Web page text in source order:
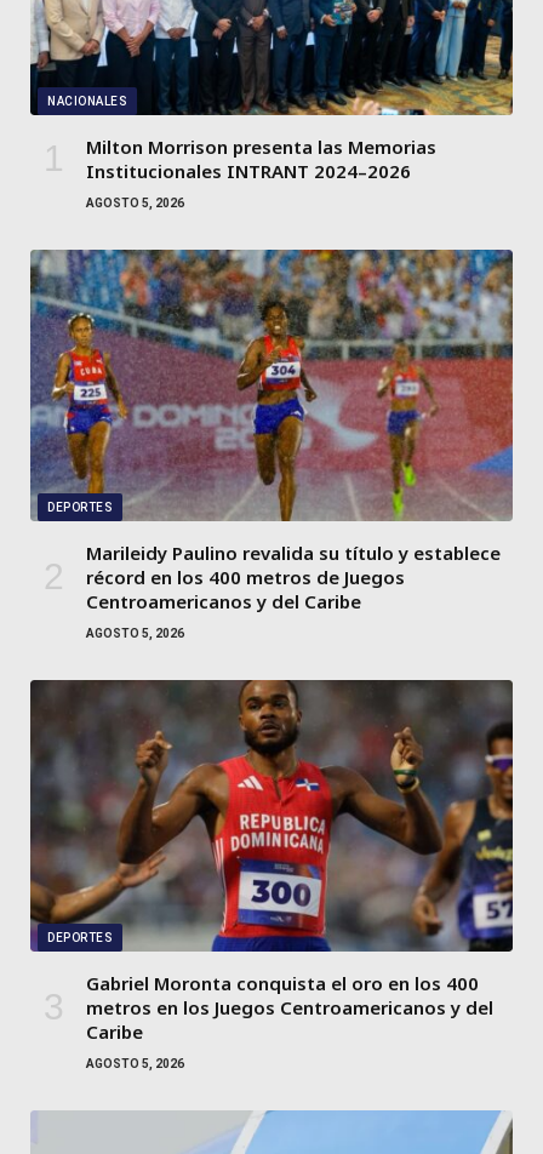
NACIONALES
Milton Morrison presenta las Memorias
Institucionales INTRANT 2024–2026
AGOSTO 5, 2026
DEPORTES
Marileidy Paulino revalida su título y establece
récord en los 400 metros de Juegos
Centroamericanos y del Caribe
AGOSTO 5, 2026
DEPORTES
Gabriel Moronta conquista el oro en los 400
metros en los Juegos Centroamericanos y del
Caribe
AGOSTO 5, 2026